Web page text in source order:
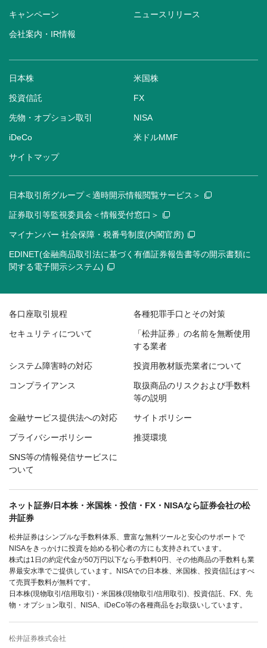
キャンペーン ニュースリリース
会社案内・IR情報
日本株 米国株
投資信託 FX
先物・オプション取引 NISA
iDeCo 米ドルMMF
サイトマップ
日本取引所グループ＜適時開示情報閲覧サービス＞
証券取引等監視委員会＜情報受付窓口＞
マイナンバー 社会保障・税番号制度(内閣官房)
EDINET(金融商品取引法に基づく有価証券報告書等の開示書類に
関する電子開示システム)
各口座取引規程 各種犯罪手口とその対策
セキュリティについて
「松井証券」の名前を無断使用
する業者
システム障害時の対応 投資用教材販売業者について
コンプライアンス
取扱商品のリスクおよび手数料
等の説明
金融サービス提供法への対応 サイトポリシー
プライバシーポリシー 推奨環境
SNS等の情報発信サービスに
ついて
ネット証券/日本株・米国株・投信・FX・NISAなら証券会社の松
井証券
松井証券はシンプルな手数料体系、豊富な無料ツールと安心のサポートで
NISAをきっかけに投資を始める初心者の方にも支持されています。
株式は1日の約定代金が50万円以下なら手数料0円、その他商品の手数料も業
界最安水準でご提供しています。NISAでの日本株、米国株、投資信託はすべ
て売買手数料が無料です。
日本株(現物取引/信用取引)・米国株(現物取引/信用取引)、投資信託、FX、先
物・オプション取引、NISA、iDeCo等の各種商品をお取扱いしています。
松井証券株式会社